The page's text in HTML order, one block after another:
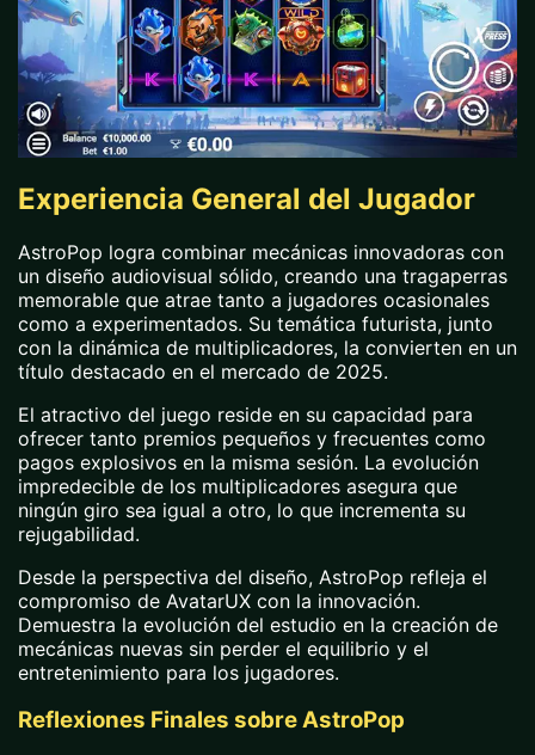
Experiencia General del Jugador
AstroPop logra combinar mecánicas innovadoras con
un diseño audiovisual sólido, creando una tragaperras
memorable que atrae tanto a jugadores ocasionales
como a experimentados. Su temática futurista, junto
con la dinámica de multiplicadores, la convierten en un
título destacado en el mercado de 2025.
El atractivo del juego reside en su capacidad para
ofrecer tanto premios pequeños y frecuentes como
pagos explosivos en la misma sesión. La evolución
impredecible de los multiplicadores asegura que
ningún giro sea igual a otro, lo que incrementa su
rejugabilidad.
Desde la perspectiva del diseño, AstroPop refleja el
compromiso de AvatarUX con la innovación.
Demuestra la evolución del estudio en la creación de
mecánicas nuevas sin perder el equilibrio y el
entretenimiento para los jugadores.
Reflexiones Finales sobre AstroPop